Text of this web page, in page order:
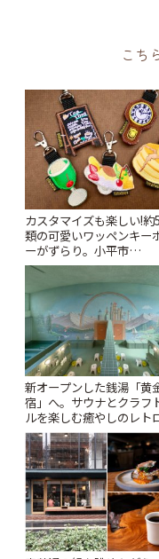
こち
カスタマイズも楽しい!約
類の可愛いワッペンキー
ーがずらり。小平市
「Kimamaya T&K」 | こ
新オープンした銭湯「黄
宿」へ。サウナとクラフ
ルを楽しむ癒やしのレト
| ことりっぷ